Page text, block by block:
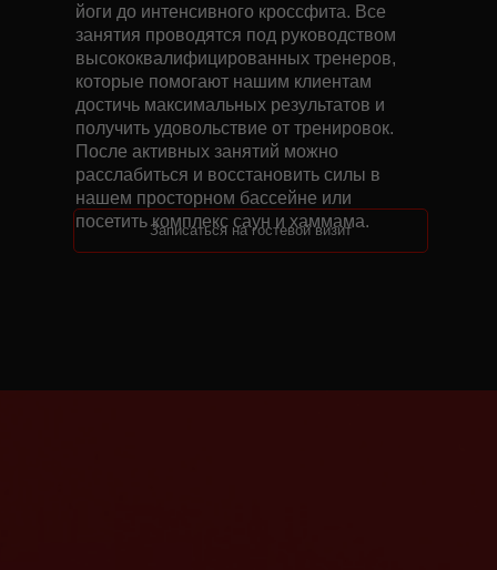
Записаться на гостевой визит
йоги до интенсивного кроссфита. Все
занятия проводятся под руководством
высококвалифицированных тренеров,
которые помогают нашим клиентам
достичь максимальных результатов и
получить удовольствие от тренировок.
После активных занятий можно
расслабиться и восстановить силы в
нашем просторном бассейне или
посетить комплекс саун и хаммама.